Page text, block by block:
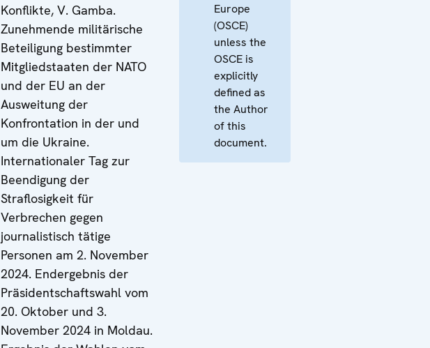
Konflikte, V. Gamba.
Zunehmende militärische
Beteiligung bestimmter
Mitgliedstaaten der NATO
und der EU an der
Ausweitung der
Konfrontation in der und
um die Ukraine.
Internationaler Tag zur
Beendigung der
Straflosigkeit für
Verbrechen gegen
journalistisch tätige
Personen am 2. November
2024. Endergebnis der
Präsidentschaftswahl vom
20. Oktober und 3.
November 2024 in Moldau.
Europe
(OSCE)
unless the
OSCE is
explicitly
defined as
the Author
of this
document.